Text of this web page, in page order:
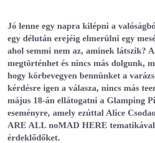
Jó lenne egy napra kilépni a
egy délután erejéig elmerülni egy
ahol semmi nem az, aminek látszik?
megtörténhet és nincs más dolgunk,
hogy körbevegyen bennünket a
kérdésre igen a válasza, nincs más
május 18-án ellátogatni a Glamping
eseményre, amely ezúttal Alice
ARE ALL noMAD HERE tematikával
érdeklődőket.